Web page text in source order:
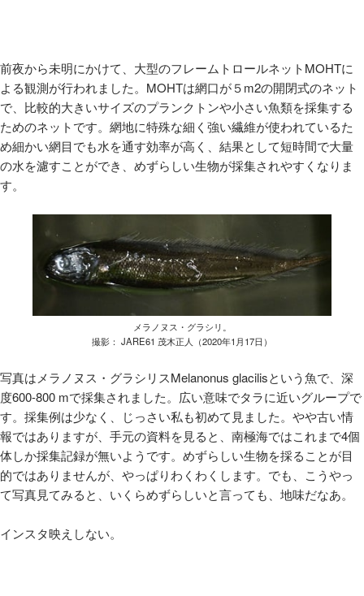
前夜から未明にかけて、大型のフレームトロールネットMOHTに
よる観測が行われました。 MOHTは網口が５m2の開閉式のネット
で、比較的大きいサイズのプランクトンや小さい魚類を採集する
ためのネットです。網地に特殊な細く強い繊維が使われているた
め細かい網目でも水を通す効率が高く、結果として短時間で大量
の水を濾すことができ、めずらしい生物が採集されやすくなりま
す。
メラノヌス・グラシリ。
撮影： JARE61 茂木正人（2020年1月17日）
写真はメラノヌス・グラシリスMelanonus glacilisという魚で、深
度600-800 mで採集されました。広い意味でタラに近いグループで
す。採集例は少なく、じっさい私も初めて見ました。やや古い情
報ではありますが、手元の資料を見ると、南極海ではこれまで4個
体しか採集記録が無いようです。めずらしい生物を採ることが目
的ではありませんが、やっぱりわくわくします。でも、こうやっ
て写真見てみると、いくらめずらしいと言っても、地味だなあ。
インスタ映えしない。